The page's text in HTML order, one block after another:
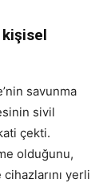
savunma
sivil
çekti.
olduğunu,
yerli